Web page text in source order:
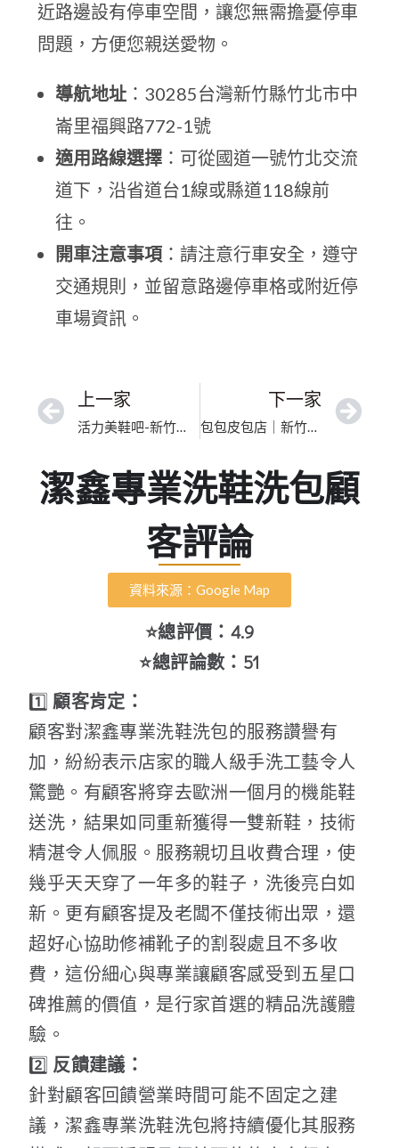
近路邊設有停車空間，讓您無需擔憂停車
問題，方便您親送愛物。
導航地址 ：30285台灣新竹縣竹北市中
崙里福興路772-1號
適用路線選擇 ：可從國道一號竹北交流
道下，沿省道台1線或縣道118線前
往。
開車注意事項 ：請注意行車安全，遵守
交通規則，並留意路邊停車格或附近停
車場資訊。
上一家
活力美鞋吧-新竹東門店｜台灣包包內襯除塵去污｜職人級手洗工藝深層淨化
下一家
包包皮包店｜新竹市提把手汗漬分解｜高奢包精緻手工洗護
潔鑫專業洗鞋洗包顧
客評論
資料來源：Google Map
⭐總評價：4.9
⭐總評論數：51
1️⃣ 顧客肯定：
顧客對潔鑫專業洗鞋洗包的服務讚譽有
加，紛紛表示店家的職人級手洗工藝令人
驚艷。有顧客將穿去歐洲一個月的機能鞋
送洗，結果如同重新獲得一雙新鞋，技術
精湛令人佩服。服務親切且收費合理，使
幾乎天天穿了一年多的鞋子，洗後亮白如
新。更有顧客提及老闆不僅技術出眾，還
超好心協助修補靴子的割裂處且不多收
費，這份細心與專業讓顧客感受到五星口
碑推薦的價值，是行家首選的精品洗護體
驗。
2️⃣ 反饋建議：
針對顧客回饋營業時間可能不固定之建
議，潔鑫專業洗鞋洗包將持續優化其服務